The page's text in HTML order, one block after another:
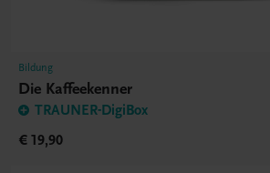
Bildung
Die Kaffeekenner
TRAUNER-DigiBox
€ 19,90